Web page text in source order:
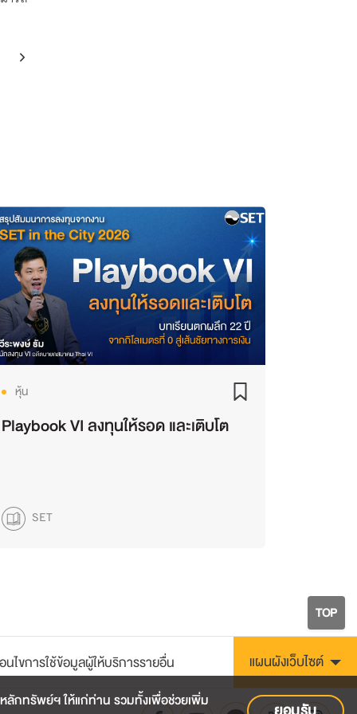
หุ้น
Playbook VI ลงทุนให้รอด และเติบโต
SET
TOP
อนไขการใช้ข้อมูลผู้ให้บริการรายอื่น แผนผังเว็บไซต์
กทรัพย์ฯ ให้แก่ท่าน รวมทั้งเพื่อช่วยเพิ่ม